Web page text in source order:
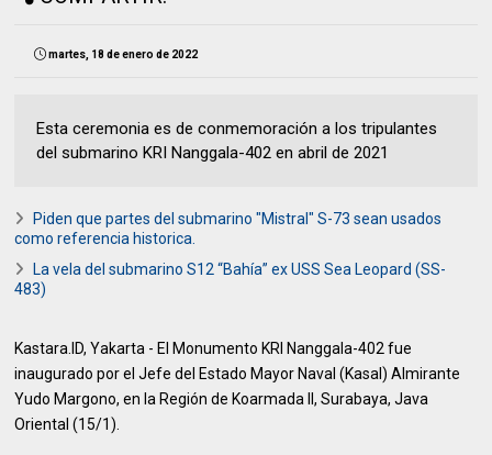
martes, 18 de enero de 2022
Esta ceremonia es de conmemoración a los tripulantes
del submarino KRI Nanggala-402 en abril de 2021
Piden que partes del submarino "Mistral" S-73 sean usados
como referencia historica.
La vela del submarino S12 “Bahía” ex USS Sea Leopard (SS-
483)
Kastara.ID, Yakarta - El Monumento KRI Nanggala-402 fue
inaugurado por el Jefe del Estado Mayor Naval (Kasal) Almirante
Yudo Margono, en la Región de Koarmada II, Surabaya, Java
Oriental (15/1).